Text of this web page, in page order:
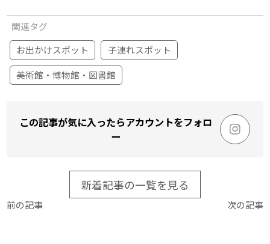
関連タグ
お出かけスポット
子連れスポット
美術館・博物館・図書館
この記事が気に入ったらアカウントをフォロ
ー
新着記事の一覧を見る
前の記事 次の記事